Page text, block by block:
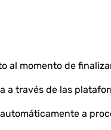
al momento de
a través de las
a